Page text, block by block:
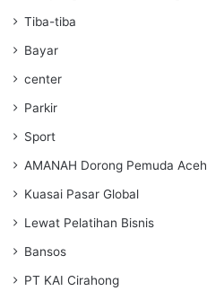
Tiba-tiba
Bayar
center
Parkir
Sport
AMANAH Dorong Pemuda Aceh
Kuasai Pasar Global
Lewat Pelatihan Bisnis
Bansos
PT KAI Cirahong